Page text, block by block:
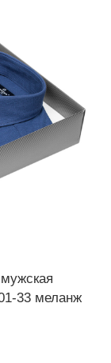
33 меланж